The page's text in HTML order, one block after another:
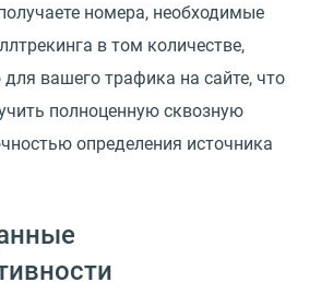
номера, необходимые
в том количестве,
вашего трафика на сайте, что
полноценную сквозную
определения источника